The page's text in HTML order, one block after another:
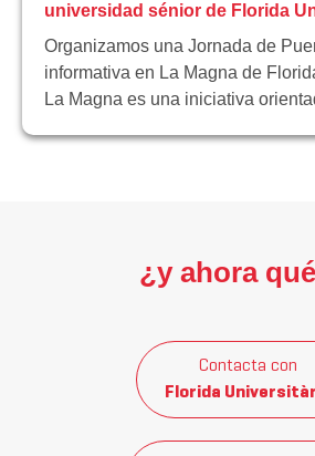
universidad sénior de Florida
Organizamos una Jornada de
informativa en La Magna de
La Magna es una iniciativa
¿y ahora
Contacta con
Florida